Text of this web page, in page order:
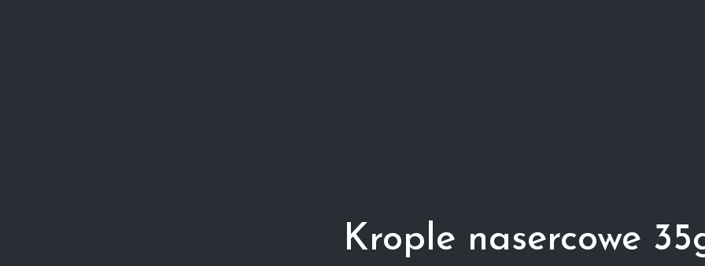
Krople nasercowe